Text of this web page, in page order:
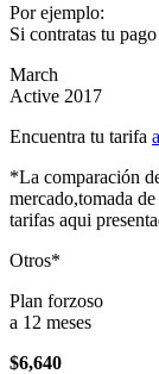
Por ejemplo:
Si contratas tu
March
Active 2017
Encuentra tu tarifa
*La comparación
mercado,tomada
tarifas aqui
Otros*
Plan forzoso
a 12 meses
$6,640